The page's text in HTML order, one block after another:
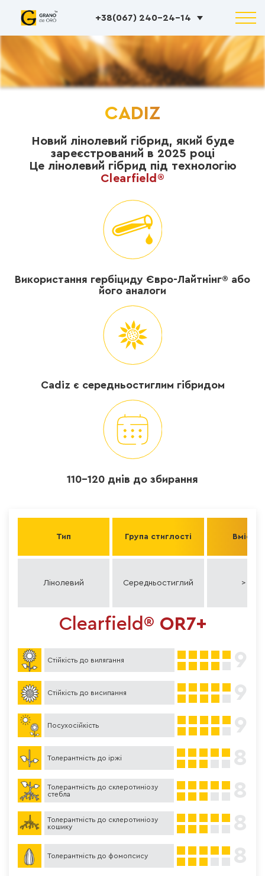
+38(067) 240-24-14
CADIZ
Новий лінолевий гібрид, який буде
зареєстрований в 2025 році
Це лінолевий гібрид під технологію
Clearfield®
Використання гербіциду Євро-Лайтнінг® або
його аналоги
Cadiz є середньостиглим гібридом
110-120 днів до збирання
Тип Група стиглості Вміст
Лінолевий Середньостиглий > 55%
Clearfield® OR7+
Стійкість до вилягання 9
Стійкість до висипання 9
Посухосійкість 9
Толерантність до іржі 8
Толерантність до склеротиніозу
стебла
8
Толерантність до склеротиніозу
кошику
8
Толерантність до фомопсису 8